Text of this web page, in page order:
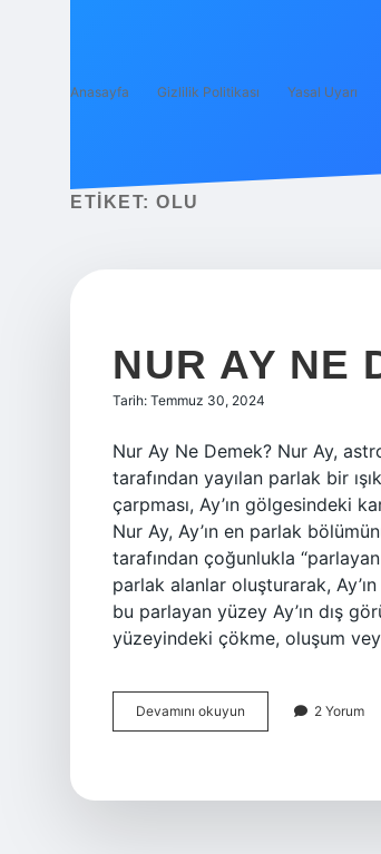
Anasayfa Gizlilik Politikası Yasal Uyarı
ETIKET: OLU
NUR AY NE
Tarih: Temmuz 30, 2024
Nur Ay Ne Demek? Nur Ay,
tarafından yayılan parlak bir ışık
çarpması, Ay’ın gölgesindeki
Nur Ay, Ay’ın en parlak
tarafından çoğunlukla “parlayan
parlak alanlar oluşturarak,
bu parlayan yüzey Ay’ın dış
yüzeyindeki çökme, oluşum
Devamını okuyun
Ay
2 Yorum